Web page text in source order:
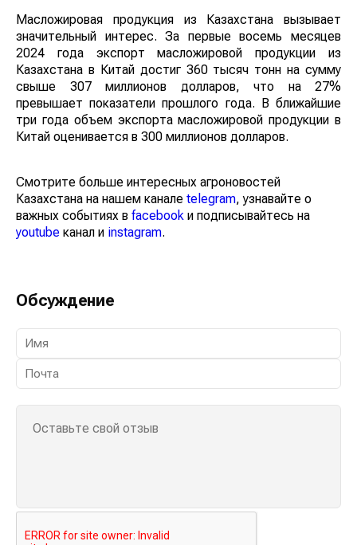
Масложировая продукция из Казахстана вызывает
значительный интерес. За первые восемь месяцев
2024 года экспорт масложировой продукции из
Казахстана в Китай достиг 360 тысяч тонн на сумму
свыше 307 миллионов долларов, что на 27%
превышает показатели прошлого года. В ближайшие
три года объем экспорта масложировой продукции в
Китай оценивается в 300 миллионов долларов.
Смотрите больше интересных агроновостей
Казахстана на нашем канале telegram, узнавайте о
важных событиях в facebook и подписывайтесь на
youtube канал и instagram.
Обсуждение